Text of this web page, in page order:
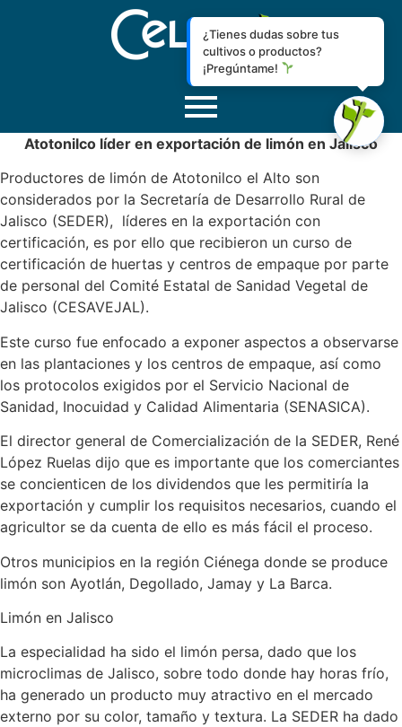
¿Tienes dudas sobre tus
cultivos o productos?
¡Pregúntame!
Atotonilco líder en exportación de limón en Jalisco
Productores de limón de Atotonilco el Alto son
considerados por la Secretaría de Desarrollo Rural de
Jalisco (SEDER), líderes en la exportación con
certificación, es por ello que recibieron un curso de
certificación de huertas y centros de empaque por parte
de personal del Comité Estatal de Sanidad Vegetal de
Jalisco (CESAVEJAL).
Este curso fue enfocado a exponer aspectos a observarse
en las plantaciones y los centros de empaque, así como
los protocolos exigidos por el Servicio Nacional de
Sanidad, Inocuidad y Calidad Alimentaria (SENASICA).
El director general de Comercialización de la SEDER, René
López Ruelas dijo que es importante que los comerciantes
se concienticen de los dividendos que les permitiría la
exportación y cumplir los requisitos necesarios, cuando el
agricultor se da cuenta de ello es más fácil el proceso.
Otros municipios en la región Ciénega donde se produce
limón son Ayotlán, Degollado, Jamay y La Barca.
Limón en Jalisco
La especialidad ha sido el limón persa, dado que los
microclimas de Jalisco, sobre todo donde hay horas frío,
ha generado un producto muy atractivo en el mercado
externo por su color, tamaño y textura. La SEDER ha dado